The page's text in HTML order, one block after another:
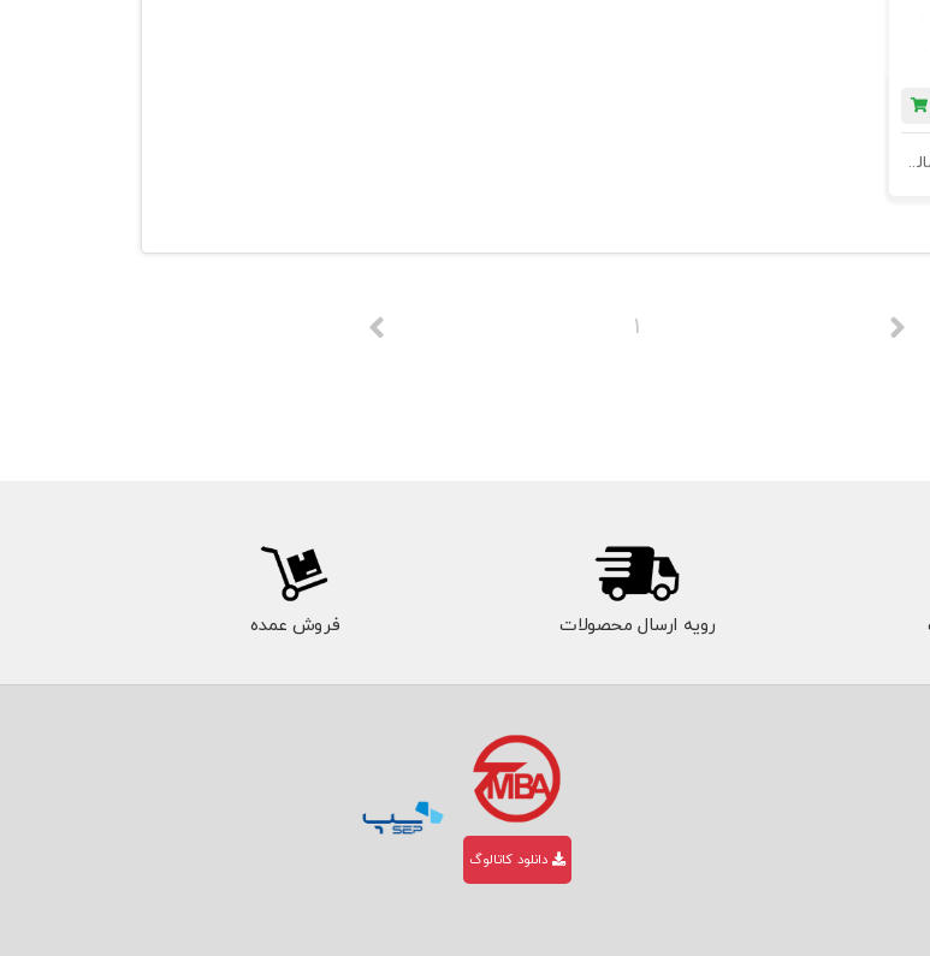
کتاب بازاریابی خدمات مالی و مشتری مداری (خدمات بانکی، بیمه، کارگزاری و...)
1
رویه ارسال محصولات فروش عمده
دانلود کاتالوگ